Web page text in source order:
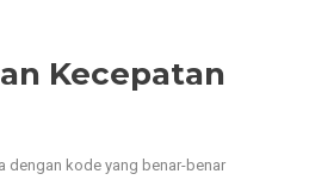
Kecepatan
dengan kode yang benar-benar